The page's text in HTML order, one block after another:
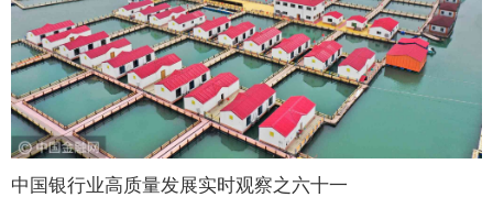
中国银行业高质量发展实时观察之六十一